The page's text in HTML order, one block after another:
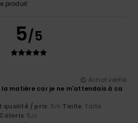
produit
5/5
Achat vérifié
la matière car je ne m'attendais à ca
qualité / prix: 5/5 Taille: Taille
Coloris: 5 /5